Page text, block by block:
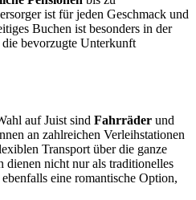
ist für jeden Geschmack und
Buchen ist besonders in der
bevorzugte Unterkunft
auf Juist sind Fahrräder und
an zahlreichen Verleihstationen
Transport über die ganze
dienen nicht nur als traditionelles
eine romantische Option,